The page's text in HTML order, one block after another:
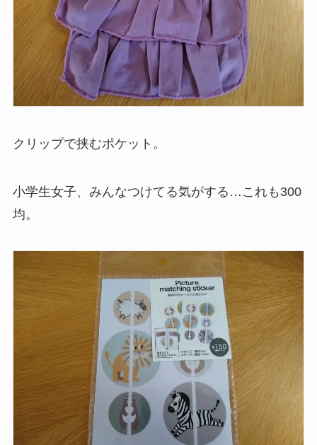
クリップで挟むポケット。
小学生女子、みんなつけてる気がする…これも300
均。